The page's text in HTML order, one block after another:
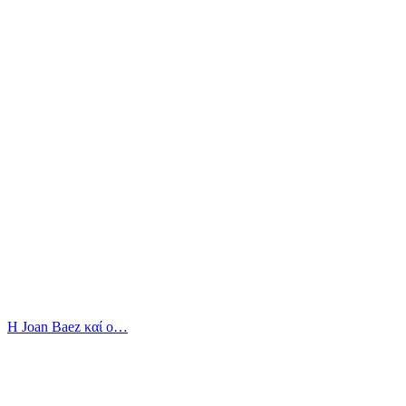
Η Joan Baez καί ο…